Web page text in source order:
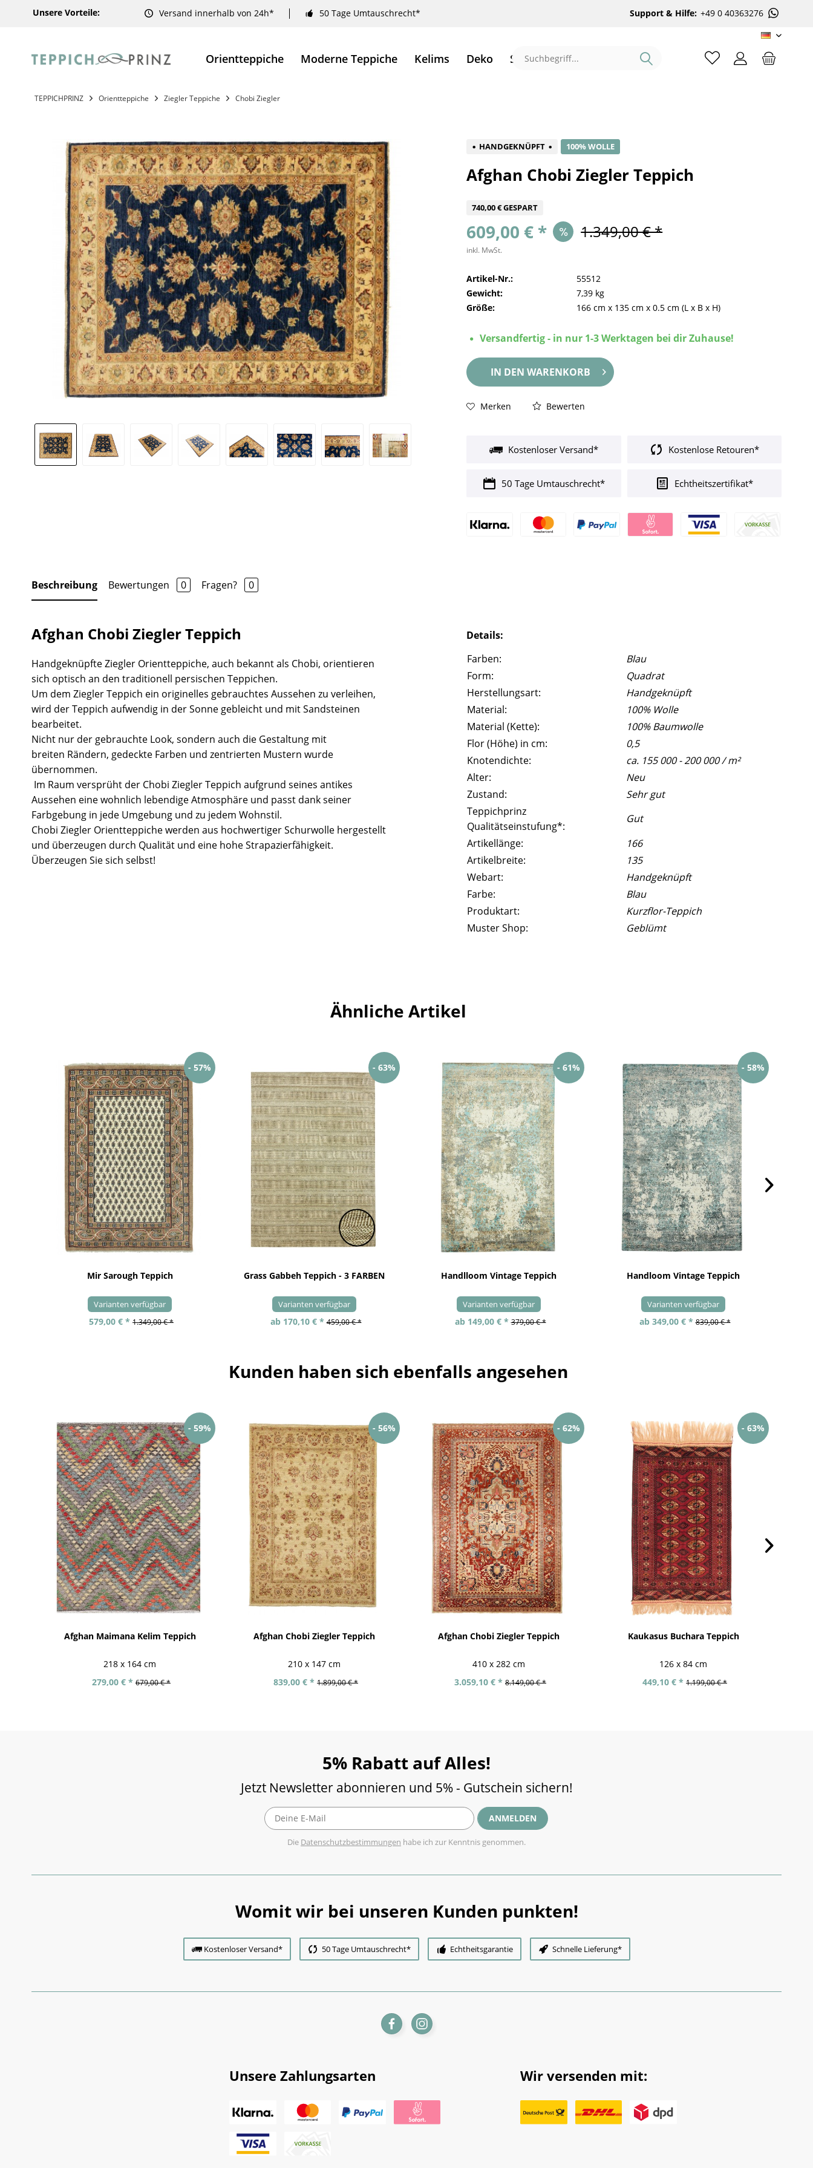
Unsere Vorteile: Versand innerhalb von 24h* 50 Tage Umtauschrecht* Support & Hilfe: +49 0 40363276
DE
Orientteppiche Moderne Teppiche Kelims Deko Sale %
TEPPICHPRINZ Orientteppiche Ziegler Teppiche Chobi Ziegler
HANDGEKNÜPFT 100% WOLLE
Afghan Chobi Ziegler Teppich
740,00 € GESPART
609,00 € * 1.349,00 € *
inkl. MwSt.
Artikel-Nr.:
55512
Gewicht:
7,39 kg
Größe:
166 cm x 135 cm x0.5 cm (L x B x H)
Versandfertig - in nur 1-3 Werktagen bei dir Zuhause!
IN DEN WARENKORB
Merken Bewerten
Kostenloser Versand* Kostenlose Retouren*
50 Tage Umtauschrecht* Echtheitszertifikat*
Beschreibung Bewertungen 0 Fragen? 0
Afghan Chobi Ziegler Teppich
Handgeknüpfte Ziegler Orientteppiche, auch bekannt als Chobi, orientieren
sich optisch an den traditionell persischen Teppichen.
Um dem Ziegler Teppich ein originelles gebrauchtes Aussehen zu verleihen,
wird der Teppich aufwendig in der Sonne gebleicht und mit Sandsteinen
bearbeitet.
Nicht nur der gebrauchte Look, sondern auch die Gestaltung mit
breiten Rändern, gedeckte Farben und zentrierten Mustern wurde
übernommen.
Im Raum versprüht der Chobi Ziegler Teppich aufgrund seines antikes
Aussehen eine wohnlich lebendige Atmosphäre und passt dank seiner
Farbgebung in jede Umgebung und zu jedem Wohnstil.
Chobi Ziegler Orientteppiche werden aus hochwertiger Schurwolle hergestellt
und überzeugen durch Qualität und eine hohe Strapazierfähigkeit.
Überzeugen Sie sich selbst!
Details:
Farben:
Blau
Form:
Quadrat
Herstellungsart:
Handgeknüpft
Material:
100% Wolle
Material (Kette):
100% Baumwolle
Flor (Höhe) in cm:
0,5
Knotendichte:
ca. 155 000 - 200 000 / m²
Alter:
Neu
Zustand:
Sehr gut
Teppichprinz
Qualitätseinstufung*:
Gut
Artikellänge:
166
Artikelbreite:
135
Webart:
Handgeknüpft
Farbe:
Blau
Produktart:
Kurzflor-Teppich
Muster Shop:
Geblümt
Ähnliche Artikel
- 57%
Mir Sarough Teppich
Varianten verfügbar
579,00 € * 1.349,00 € *
- 63%
Grass Gabbeh Teppich - 3 FARBEN
Varianten verfügbar
ab 170,10 € * 459,00 € *
- 61%
Handlloom Vintage Teppich
Varianten verfügbar
ab 149,00 € * 379,00 € *
- 58%
Handloom Vintage Teppich
Varianten verfügbar
ab 349,00 € * 839,00 € *
Kunden haben sich ebenfalls angesehen
- 59%
Afghan Maimana Kelim Teppich
218 x 164 cm
279,00 € * 679,00 € *
- 56%
Afghan Chobi Ziegler Teppich
210 x 147 cm
839,00 € * 1.899,00 € *
- 62%
Afghan Chobi Ziegler Teppich
410 x 282 cm
3.059,10 € * 8.149,00 € *
- 63%
Kaukasus Buchara Teppich
126 x 84 cm
449,10 € * 1.199,00 € *
5% Rabatt auf Alles!
Jetzt Newsletter abonnieren und 5% - Gutschein sichern!
ANMELDEN
Die Datenschutzbestimmungen habe ich zur Kenntnis genommen.
Womit wir bei unseren Kunden punkten!
Kostenloser Versand* 50 Tage Umtauschrecht* Echtheitsgarantie Schnelle Lieferung*
Unsere Zahlungsarten Wir versenden mit: